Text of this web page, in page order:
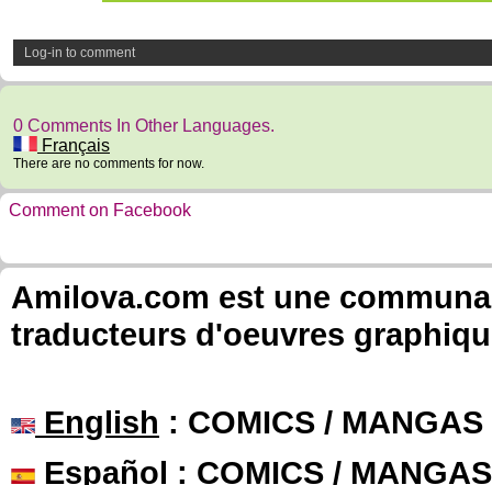
Log-in to comment
0 Comments In Other Languages.
Français
There are no comments for now.
Comment on Facebook
Amilova.com est une
traducteurs d'oeuvres
English : COMICS /
Español : COMICS /